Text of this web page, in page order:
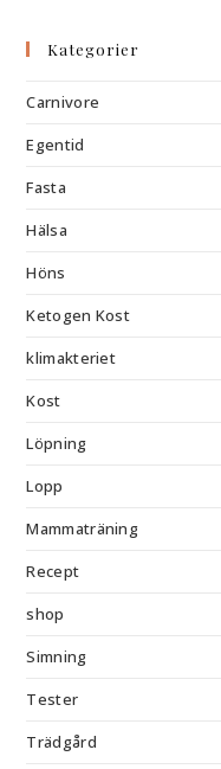
Kategorier
Carnivore
Egentid
Fasta
Hälsa
Höns
Ketogen Kost
klimakteriet
Kost
Löpning
Lopp
Mammaträning
Recept
shop
Simning
Tester
Trädgård